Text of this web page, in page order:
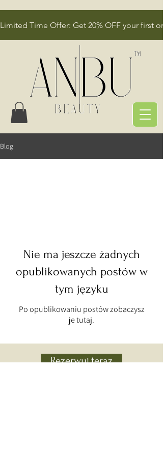
Limited Time Offer: Get 20% OFF your first
Blog
Nie ma jeszcze żadnych
opublikowanych postów w
tym języku
Po opublikowaniu postów zobaczysz
je tutaj.
Rezerwuj teraz